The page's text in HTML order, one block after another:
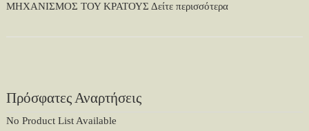
ΜΗΧΑΝΙΣΜΟΣ ΤΟΥ ΚΡΑΤΟΥΣ Δείτε περισσότερα
Πρόσφατες Αναρτήσεις
No Product List Available